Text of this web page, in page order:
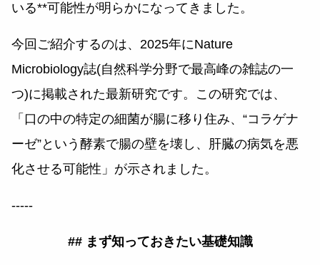
いる**可能性が明らかになってきました。
今回ご紹介するのは、2025年にNature
Microbiology誌(自然科学分野で最高峰の雑誌の一
つ)に掲載された最新研究です。この研究では、
「口の中の特定の細菌が腸に移り住み、“コラゲナ
ーゼ”という酵素で腸の壁を壊し、肝臓の病気を悪
化させる可能性」が示されました。
-----
## まず知っておきたい基礎知識